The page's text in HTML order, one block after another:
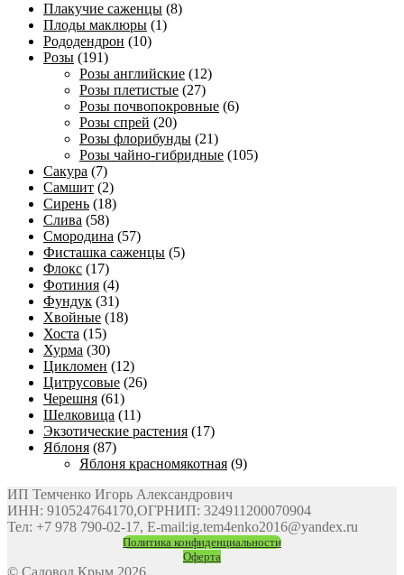
Плакучие саженцы (8)
Плоды маклюры (1)
Рододендрон (10)
Розы (191)
Розы английские (12)
Розы плетистые (27)
Розы почвопокровные (6)
Розы спрей (20)
Розы флорибунды (21)
Розы чайно-гибридные (105)
Сакура (7)
Самшит (2)
Сирень (18)
Слива (58)
Смородина (57)
Фисташка саженцы (5)
Флокс (17)
Фотиния (4)
Фундук (31)
Хвойные (18)
Хоста (15)
Хурма (30)
Цикломен (12)
Цитрусовые (26)
Черешня (61)
Шелковица (11)
Экзотические растения (17)
Яблоня (87)
Яблоня красномякотная (9)
ИП Темченко Игорь Александрович
ИНН: 910524764170,ОГРНИП: 324911200070904
Тел: +7 978 790-02-17, E-mail:ig.tem4enko2016@yandex.ru
Политика конфиденциальности
Оферта
© Садовод Крым 2026